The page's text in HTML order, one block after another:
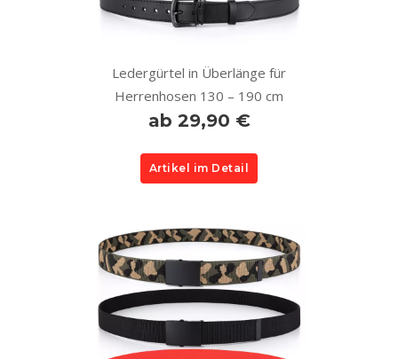
Ledergürtel in Überlänge für
Herrenhosen 130 – 190 cm
ab 29,90 €
Artikel im Detail